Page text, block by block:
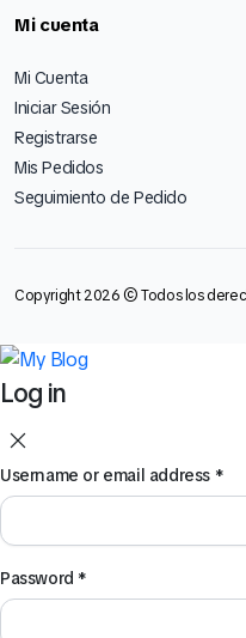
Mi cuenta
Mi Cuenta
Iniciar Sesión
Registrarse
Mis Pedidos
Seguimiento de Pedido
Copyright 2026 © Todos los
Log in
Username or email address *
Password *